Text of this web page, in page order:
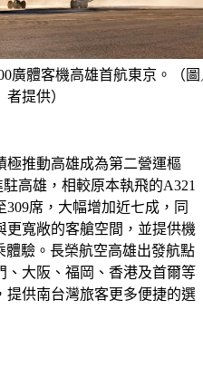
廣體客機高雄首航東京。（
者提供）
極推動高雄成為第二營運樞
高雄，相較原本執飛的A321
席，大幅增加近七成，同
更寬敞的客艙空間，並提供機
體驗。長榮航空高雄出發航點
大阪、福岡、香港及首爾等
提供南台灣旅客更多便捷的選